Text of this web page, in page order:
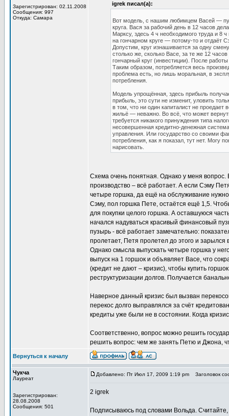
Зарегистрирован: 02.11.2008
Сообщения: 997
Откуда: Самара
igrek писал(а):
Вот модель, с нашим любимцем Васей —
круга. Вася за рабочий день в 12 часов
Марксу, здесь 4 ч необходимого труда и 8
на гончарном круге — потому-то и отдаёт
Допустим, круг изнашивается за одну
столько же, сколько Васе, за те же 12
гончарный круг (инвестиции). После
Таким образом, потребляется весь
проблема есть, но лишь моральная, в
потребления.
Модель упрощённая, здесь прибыль
прибыль, это сути не изменит, уловить
в том, что ни один капиталист не проедает
жильё — неважно. Во всё, что может
требуется никакого принуждения типа
несовершенная кредитно-денежная
управления. Или государство со своими
потребления, как я показал, тут нет. Могу
нарисовать.
Схема очень понятная. Однако у меня вопрос.
производство – всё работает. А если Сэму
четыре горшка, да ещё на обслуживание
Сэму, пол горшка Пете, остаётся ещё 1,5.
для покупки целого горшка. А оставшуюся
начался надуваться красивый финансовый
пузырь - всё работает замечательно:
пролетает, Петя пролетел до этого и
Однако смысла выпускать четыре горшка у
выпуск на 1 горшок и объявляет Васе, что
(кредит не дают – кризис), чтобы купить
реструктуризации долгов. Получается
Наверное данный кризис был вызван
перекос долго выправлялся за счёт
кредиты уже были не в состоянии. Когда
Соответственно, вопрос можно решить
решить вопрос: чем же занять Петю и Джона,
Вернуться к началу
Чукча
Лауреат
Зарегистрирован:
28.08.2008
Сообщения: 501
Добавлено: Пт Июл 17, 2009 1:19 pm Заголовок
2 igrek
Подписываюсь под словами Вольда. Считайте,